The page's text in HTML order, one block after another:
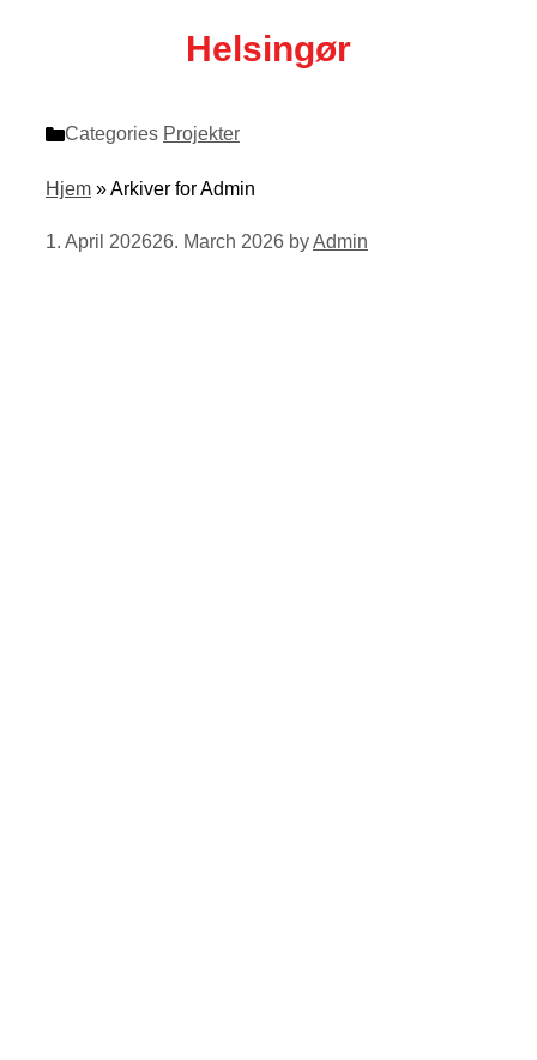
Helsingør
Categories Projekter
Hjem »Arkiver for Admin
1. April 202626. March 2026 byAdmin